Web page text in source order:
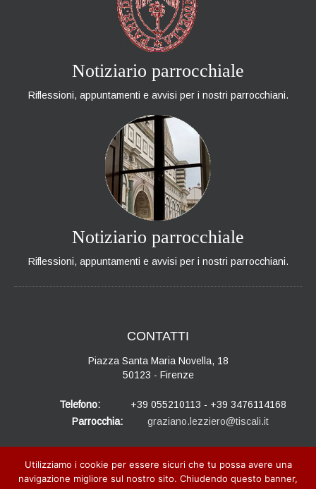
Notiziario parrocchiale
Riflessioni, appuntamenti e avvisi per i nostri parrocchiani.
Notiziario parrocchiale
Riflessioni, appuntamenti e avvisi per i nostri parrocchiani.
CONTATTI
Piazza Santa Maria Novella, 18
50123 - Firenze
Telefono:
+39 055210113 - +39 3476114168
Parrocchia:
graziano.lezziero@tiscali.it
Utilizziamo i cookie per essere sicuri che tu possa avere una
navigazione migliore sul nostro sito. Chiudendo questo banner,